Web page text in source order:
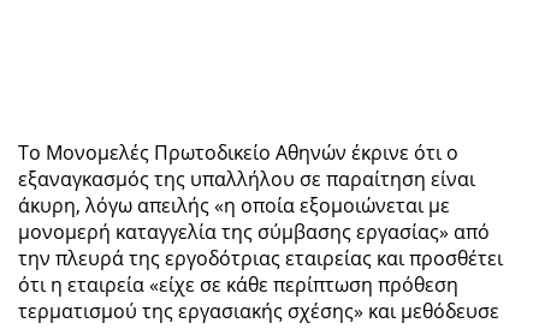
Το Μονομελές Πρωτοδικείο Αθηνών έκρινε ότι ο
εξαναγκασμός της υπαλλήλου σε παραίτηση είναι
άκυρη, λόγω απειλής «η οποία εξομοιώνεται με
μονομερή καταγγελία της σύμβασης εργασίας» από
την πλευρά της εργοδότριας εταιρείας και προσθέτει
ότι η εταιρεία «είχε σε κάθε περίπτωση πρόθεση
τερματισμού της εργασιακής σχέσης» και μεθόδευσε